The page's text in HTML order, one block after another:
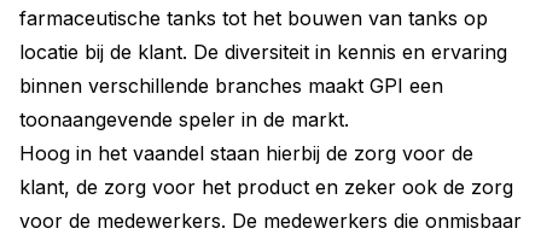
farmaceutische tanks tot het bouwen van tanks op
locatie bij de klant. De diversiteit in kennis en ervaring
binnen verschillende branches maakt GPI een
toonaangevende speler in de markt.
Hoog in het vaandel staan hierbij de zorg voor de
klant, de zorg voor het product en zeker ook de zorg
voor de medewerkers. De medewerkers die onmisbaar